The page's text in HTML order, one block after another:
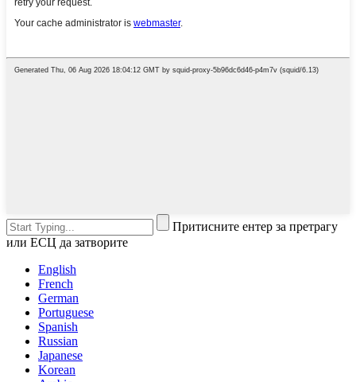
Притисните ентер за претрагу
или ЕСЦ да затворите
English
French
German
Portuguese
Spanish
Russian
Japanese
Korean